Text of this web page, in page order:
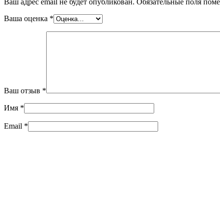
Ваша оценка *
Ваш отзыв *
Имя *
Email *